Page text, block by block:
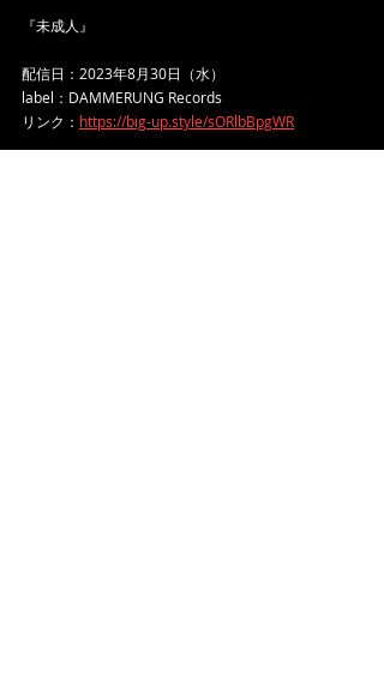
『未成人』
配信日：2023年8月30日（水）
label：DAMMERUNG Records
リンク： https://big-up.style/sORlbBpgWR